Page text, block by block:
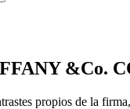
&Co.
propios de la